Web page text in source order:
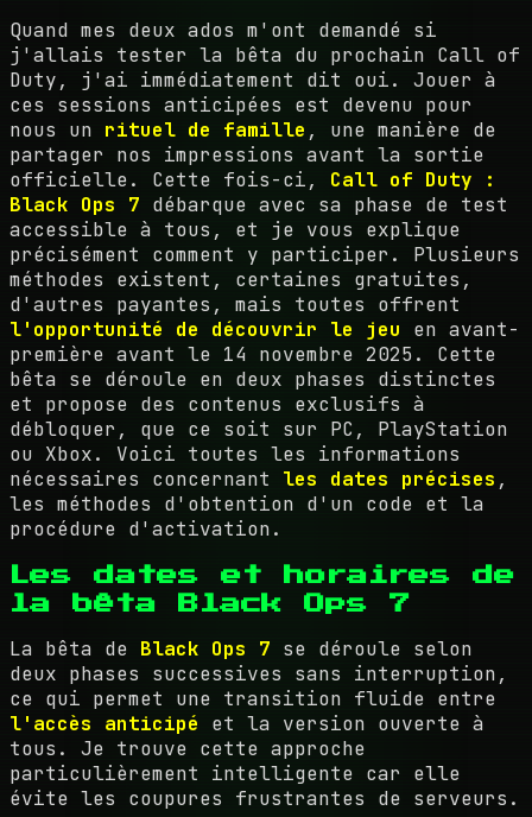
Quand mes deux ados m'ont demandé si
j'allais tester la bêta du prochain Call of
Duty, j'ai immédiatement dit oui. Jouer à
ces sessions anticipées est devenu pour
nous un rituel de famille , une manière de
partager nos impressions avant la sortie
officielle. Cette fois-ci, Call of Duty :
Black Ops 7 débarque avec sa phase de test
accessible à tous, et je vous explique
précisément comment y participer. Plusieurs
méthodes existent, certaines gratuites,
d'autres payantes, mais toutes offrent
l'opportunité de découvrir le jeu en avant-
première avant le 14 novembre 2025. Cette
bêta se déroule en deux phases distinctes
et propose des contenus exclusifs à
débloquer, que ce soit sur PC, PlayStation
ou Xbox. Voici toutes les informations
nécessaires concernant les dates précises ,
les méthodes d'obtention d'un code et la
procédure d'activation.
Les dates et horaires de
la bêta Black Ops 7
La bêta de Black Ops 7 se déroule selon
deux phases successives sans interruption,
ce qui permet une transition fluide entre
l'accès anticipé et la version ouverte à
tous. Je trouve cette approche
particulièrement intelligente car elle
évite les coupures frustrantes de serveurs.